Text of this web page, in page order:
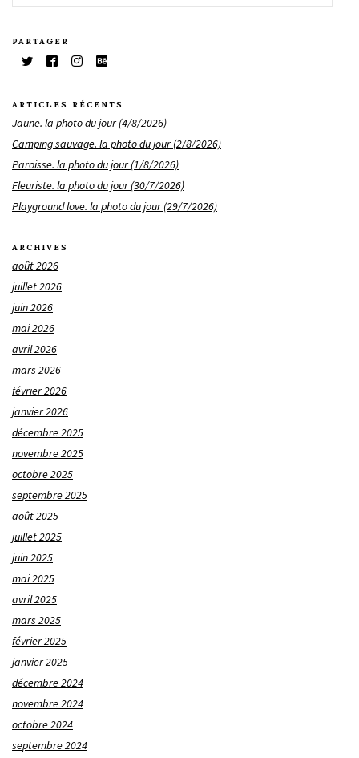
PARTAGER
ARTICLES RÉCENTS
Jaune. la photo du jour (4/8/2026)
Camping sauvage. la photo du jour (2/8/2026)
Paroisse. la photo du jour (1/8/2026)
Fleuriste. la photo du jour (30/7/2026)
Playground love. la photo du jour (29/7/2026)
ARCHIVES
août 2026
juillet 2026
juin 2026
mai 2026
avril 2026
mars 2026
février 2026
janvier 2026
décembre 2025
novembre 2025
octobre 2025
septembre 2025
août 2025
juillet 2025
juin 2025
mai 2025
avril 2025
mars 2025
février 2025
janvier 2025
décembre 2024
novembre 2024
octobre 2024
septembre 2024